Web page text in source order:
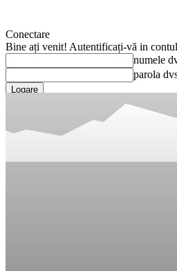
Conectare
Bine ați venit! Autentificați-vă in
numele
parola
Ați uitat parola? obține ajutor
Recuperați-vă parola